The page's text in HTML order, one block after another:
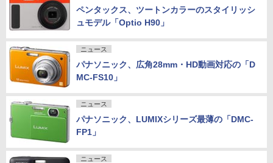
ペンタックス、ツートンカラーのスタイリッシ
ュモデル「Optio H90」
ニュース
パナソニック、広角28mm・HD動画対応の「D
MC-FS10」
ニュース
パナソニック、LUMIXシリーズ最薄の「DMC-
FP1」
ニュース